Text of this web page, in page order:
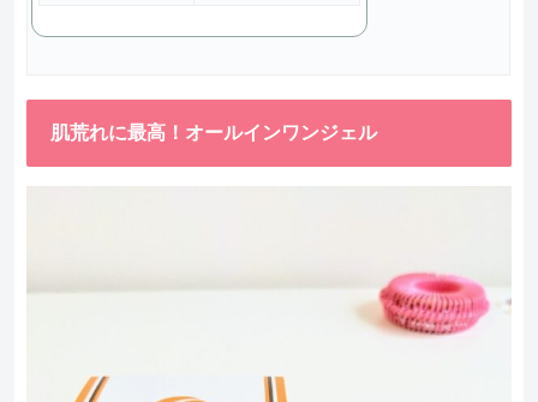
肌荒れに最高！オールインワンジェル